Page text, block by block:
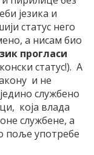
језика и
статус него
а нисам био
прогласи
статус!). А
и не
службено
која влада
службене, а
поље употребе